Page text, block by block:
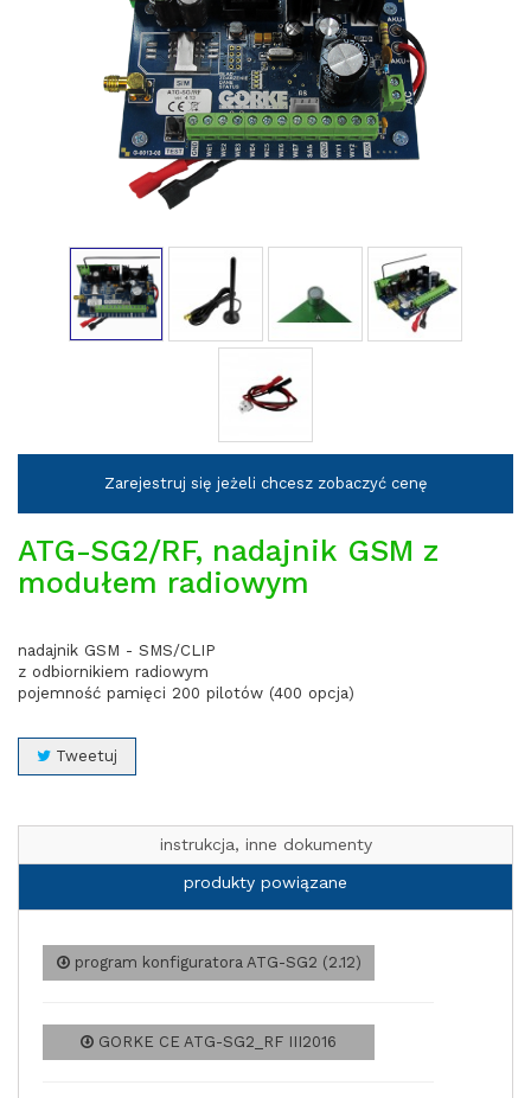
Zarejestruj się jeżeli chcesz zobaczyć cenę
ATG-SG2/RF, nadajnik GSM z
modułem radiowym
nadajnik GSM - SMS/CLIP
z odbiornikiem radiowym
pojemność pamięci 200 pilotów (400 opcja)
Tweetuj
instrukcja, inne dokumenty
produkty powiązane
program konfiguratora ATG-SG2 (2.12)
GORKE CE ATG-SG2_RF III2016